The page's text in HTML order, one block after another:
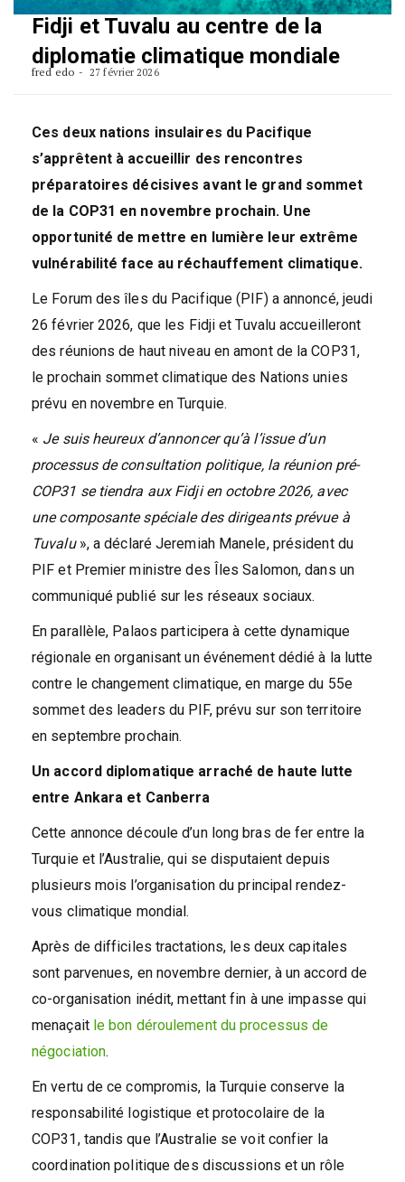
Fidji et Tuvalu au centre de la
diplomatie climatique mondiale
fred edo 27 février 2026
Ces deux nations insulaires du Pacifique
s’apprêtent à accueillir des rencontres
préparatoires décisives avant le grand sommet
de la COP31 en novembre prochain. Une
opportunité de mettre en lumière leur extrême
vulnérabilité face au réchauffement climatique.
Le Forum des îles du Pacifique (PIF) a annoncé, jeudi
26 février 2026, que les Fidji et Tuvalu accueilleront
des réunions de haut niveau en amont de la COP31,
le prochain sommet climatique des Nations unies
prévu en novembre en Turquie.
« Je suis heureux d’annoncer qu’à l’issue d’un
processus de consultation politique, la réunion pré-
COP31 se tiendra aux Fidji en octobre 2026, avec
une composante spéciale des dirigeants prévue à
Tuvalu », a déclaré Jeremiah Manele, président du
PIF et Premier ministre des Îles Salomon, dans un
communiqué publié sur les réseaux sociaux.
En parallèle, Palaos participera à cette dynamique
régionale en organisant un événement dédié à la lutte
contre le changement climatique, en marge du 55e
sommet des leaders du PIF, prévu sur son territoire
en septembre prochain.
Un accord diplomatique arraché de haute lutte
entre Ankara et Canberra
Cette annonce découle d’un long bras de fer entre la
Turquie et l’Australie, qui se disputaient depuis
plusieurs mois l’organisation du principal rendez-
vous climatique mondial.
Après de difficiles tractations, les deux capitales
sont parvenues, en novembre dernier, à un accord de
co-organisation inédit, mettant fin à une impasse qui
menaçait le bon déroulement du processus de
négociation.
En vertu de ce compromis, la Turquie conserve la
responsabilité logistique et protocolaire de la
COP31, tandis que l’Australie se voit confier la
coordination politique des discussions et un rôle